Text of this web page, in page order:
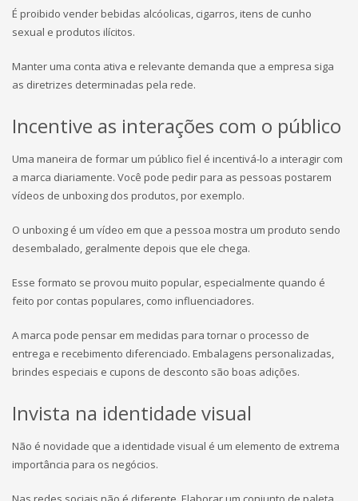
É proibido vender bebidas alcóolicas, cigarros, itens de cunho
sexual e produtos ilícitos.
Manter uma conta ativa e relevante demanda que a empresa siga
as diretrizes determinadas pela rede.
Incentive as interações com o público
Uma maneira de formar um público fiel é incentivá-lo a interagir com
a marca diariamente. Você pode pedir para as pessoas postarem
vídeos de unboxing dos produtos, por exemplo.
O unboxing é um vídeo em que a pessoa mostra um produto sendo
desembalado, geralmente depois que ele chega.
Esse formato se provou muito popular, especialmente quando é
feito por contas populares, como influenciadores.
A marca pode pensar em medidas para tornar o processo de
entrega e recebimento diferenciado. Embalagens personalizadas,
brindes especiais e cupons de desconto são boas adições.
Invista na identidade visual
Não é novidade que a identidade visual é um elemento de extrema
importância para os negócios.